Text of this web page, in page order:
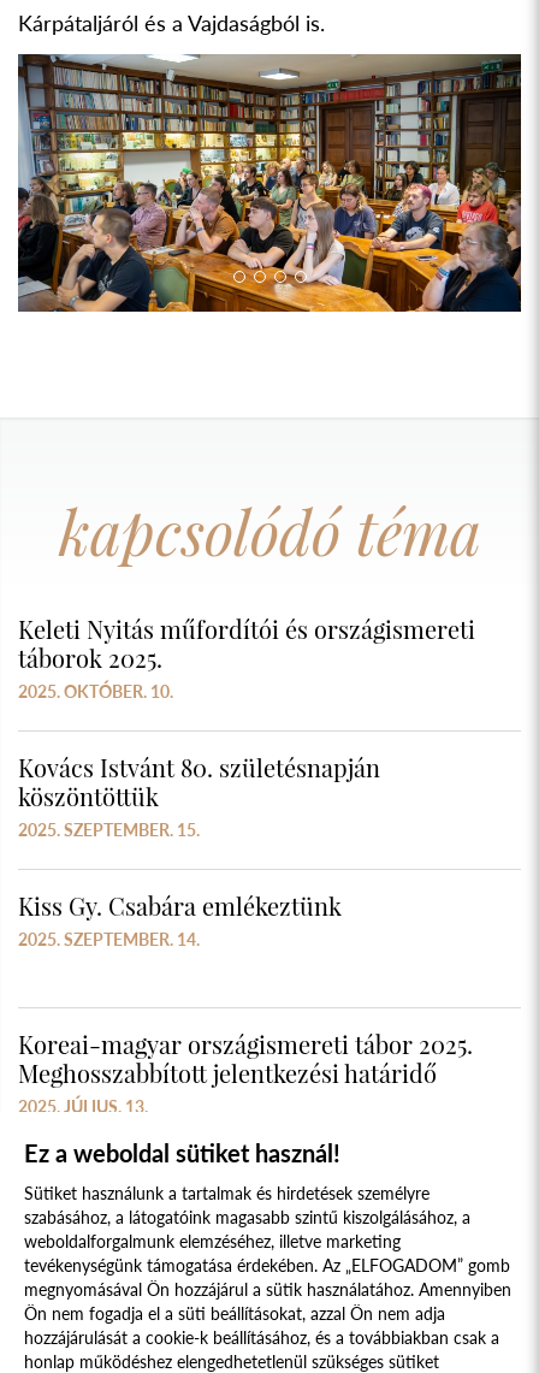
Kárpátaljáról és a Vajdaságból is.
Previous Next
kapcsolódó téma
Keleti Nyitás műfordítói és országismereti
táborok 2025.
2025. OKTÓBER. 10.
Kovács Istvánt 80. születésnapján
köszöntöttük
2025. SZEPTEMBER. 15.
Kiss Gy. Csabára emlékeztünk
2025. SZEPTEMBER. 14.
Koreai-magyar országismereti tábor 2025.
Meghosszabbított jelentkezési határidő
2025. JÚLIUS. 13.
Süti szabályzat Adatvédelmi nyilatkozat
Jogi nyilatkozat
Ez a weboldal sütiket használ!
Sütiket használunk a tartalmak és hirdetések személyre
szabásához, a látogatóink magasabb szintű kiszolgálásához, a
weboldalforgalmunk elemzéséhez, illetve marketing
tevékenységünk támogatása érdekében. Az „ELFOGADOM” gomb
megnyomásával Ön hozzájárul a sütik használatához. Amennyiben
Ön nem fogadja el a süti beállításokat, azzal Ön nem adja
hozzájárulását a cookie-k beállításához, és a továbbiakban csak a
honlap működéshez elengedhetetlenül szükséges sütiket